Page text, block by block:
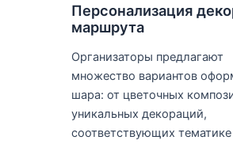
Персонализация
маршрута
Организаторы предлагают
множество вариантов
шара: от цветочных
уникальных декораций,
соответствующих тематике